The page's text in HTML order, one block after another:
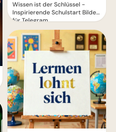
Wissen ist der Schlüssel -
Inspirierende Schulstart Bilder
für Telegram